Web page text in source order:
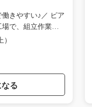
きやすい♪／ ピア
場で、組立作業…
る